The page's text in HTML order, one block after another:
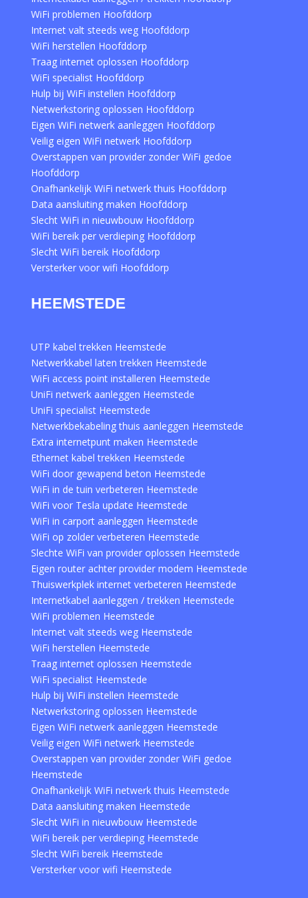
WiFi problemen Hoofddorp
Internet valt steeds weg Hoofddorp
WiFi herstellen Hoofddorp
Traag internet oplossen Hoofddorp
WiFi specialist Hoofddorp
Hulp bij WiFi instellen Hoofddorp
Netwerkstoring oplossen Hoofddorp
Eigen WiFi netwerk aanleggen Hoofddorp
Veilig eigen WiFi netwerk Hoofddorp
Overstappen van provider zonder WiFi gedoe
Hoofddorp
Onafhankelijk WiFi netwerk thuis Hoofddorp
Data aansluiting maken Hoofddorp
Slecht WiFi in nieuwbouw Hoofddorp
WiFi bereik per verdieping Hoofddorp
Slecht WiFi bereik Hoofddorp
Versterker voor wifi Hoofddorp
HEEMSTEDE
UTP kabel trekken Heemstede
Netwerkkabel laten trekken Heemstede
WiFi access point installeren Heemstede
UniFi netwerk aanleggen Heemstede
UniFi specialist Heemstede
Netwerkbekabeling thuis aanleggen Heemstede
Extra internetpunt maken Heemstede
Ethernet kabel trekken Heemstede
WiFi door gewapend beton Heemstede
WiFi in de tuin verbeteren Heemstede
WiFi voor Tesla update Heemstede
WiFi in carport aanleggen Heemstede
WiFi op zolder verbeteren Heemstede
Slechte WiFi van provider oplossen Heemstede
Eigen router achter provider modem Heemstede
Thuiswerkplek internet verbeteren Heemstede
Internetkabel aanleggen / trekken Heemstede
WiFi problemen Heemstede
Internet valt steeds weg Heemstede
WiFi herstellen Heemstede
Traag internet oplossen Heemstede
WiFi specialist Heemstede
Hulp bij WiFi instellen Heemstede
Netwerkstoring oplossen Heemstede
Eigen WiFi netwerk aanleggen Heemstede
Veilig eigen WiFi netwerk Heemstede
Overstappen van provider zonder WiFi gedoe
Heemstede
Onafhankelijk WiFi netwerk thuis Heemstede
Data aansluiting maken Heemstede
Slecht WiFi in nieuwbouw Heemstede
WiFi bereik per verdieping Heemstede
Slecht WiFi bereik Heemstede
Versterker voor wifi Heemstede